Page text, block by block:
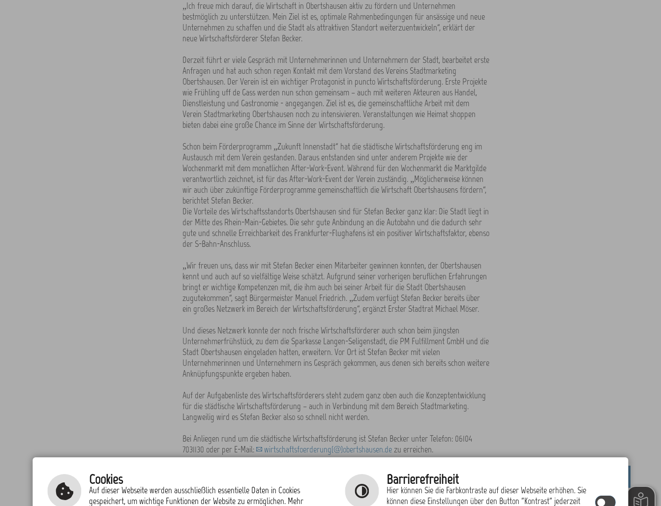
„Ich freue mich darauf, die Wirtschaft in Obertshausen aktiv zu fördern und Unternehmen
bestmöglich zu unterstützen. Mein Ziel ist es, optimale Rahmenbedingungen für ansässige und neue
Unternehmen zu schaffen und die Stadt als attraktiven Standort weiterzuentwickeln“, erklärt der
neue Wirtschaftsförderer Stefan Becker.
Derzeit führt er viele Gespräch mit Unternehmerinnen und Unternehmern der Stadt, bearbeitet erste
Anfragen und hat auch schon regen Kontakt mit dem Vorstand des Vereins Stadtmarketing
Obertshausen. Der Verein ist ein wichtiger Protagonist in puncto Wirtschaftsförderung. Erste Projekte
wie Frühling uff de Gass werden nun schon gemeinsam – auch mit weiteren Akteuren aus Handel,
Dienstleistung und Gastronomie - angegangen. Ziel ist es, die gemeinschaftliche Arbeit mit dem
Verein Stadtmarketing Obertshausen noch zu intensivieren. Veranstaltungen wie Heimat shoppen
bieten dabei eine große Chance im Sinne der Wirtschaftsförderung.
Schon beim Förderprogramm „Zukunft Innenstadt“ hat die städtische Wirtschaftsförderung eng im
Austausch mit dem Verein gestanden. Daraus entstanden sind unter anderem Projekte wie der
Wochenmarkt mit dem monatlichen After-Work-Event. Während für den Wochenmarkt die Marktgilde
verantwortlich zeichnet, ist für das After-Work-Event der Verein zuständig. „Möglicherweise können
wir auch über zukünftige Förderprogramme gemeinschaftlich die Wirtschaft Obertshausens fördern“,
berichtet Stefan Becker.
Die Vorteile des Wirtschaftsstandorts Obertshausen sind für Stefan Becker ganz klar: Die Stadt liegt in
der Mitte des Rhein-Main-Gebietes. Die sehr gute Anbindung an die Autobahn und die dadurch sehr
gute und schnelle Erreichbarkeit des Frankfurter-Flughafens ist ein positiver Wirtschaftsfaktor, ebenso
der S-Bahn-Anschluss.
„Wir freuen uns, dass wir mit Stefan Becker einen Mitarbeiter gewinnen konnten, der Obertshausen
kennt und auch auf so vielfältige Weise schätzt. Aufgrund seiner vorherigen beruflichen Erfahrungen
bringt er wichtige Kompetenzen mit, die ihm auch bei seiner Arbeit für die Stadt Obertshausen
zugutekommen“, sagt Bürgermeister Manuel Friedrich. „Zudem verfügt Stefan Becker bereits über
ein großes Netzwerk im Bereich der Wirtschaftsförderung“, ergänzt Erster Stadtrat Michael Möser.
Und dieses Netzwerk konnte der noch frische Wirtschaftsförderer auch schon beim jüngsten
Unternehmerfrühstück, zu dem die Sparkasse Langen-Seligenstadt, die PM Fulfillment GmbH und die
Stadt Obertshausen eingeladen hatten, erweitern. Vor Ort ist Stefan Becker mit vielen
Unternehmerinnen und Unternehmern ins Gespräch gekommen, aus denen sich bereits schon weitere
Anknüpfungspunkte ergeben haben.
Auf der Aufgabenliste des Wirtschaftsförderers steht zudem ganz oben auch die Konzeptentwicklung
für die städtische Wirtschaftsförderung – auch in Verbindung mit dem Bereich Stadtmarketing.
Langweilig wird es Stefan Becker also so schnell nicht werden.
Bei Anliegen rund um die städtische Wirtschaftsförderung ist Stefan Becker unter Telefon: 06104
7031130 oder per E-Mail:
wirtschaftsfoerderung(@)obertshausen.dezu erreichen.
Cookies
Auf dieser Webseite werden ausschließlich essentielle Daten in Cookies
gespeichert, um wichtige Funktionen der Website zu ermöglichen. Mehr
Barrierefreiheit
Hier können Sie die Farbkontraste auf dieser Webseite erhöhen. Sie
können diese Einstellungen über den Button "Kontrast" jederzeit